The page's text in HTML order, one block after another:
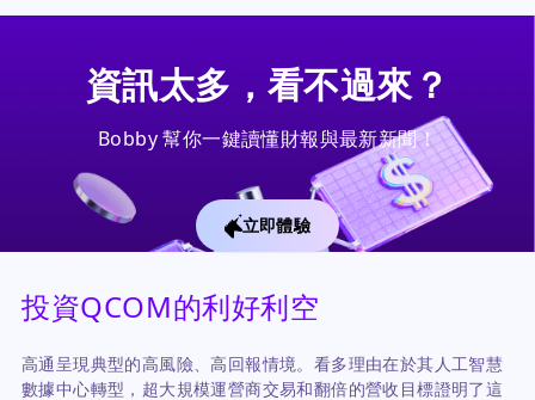
資訊太多，看不過來？
Bobby 幫你一鍵讀懂財報與最新新聞！
立即體驗
投資QCOM的利好利空
高通呈現典型的高風險、高回報情境。看多理由在於其人工智慧
數據中心轉型，超大規模運營商交易和翻倍的營收目標證明了這